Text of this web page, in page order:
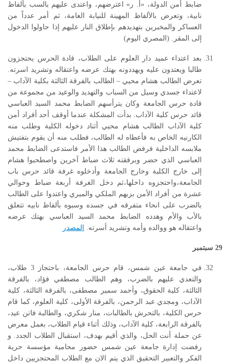
ضابط أمن الدولة، «أ. ر» اعترضهم، واعتدى عليهم بالسب بألفاظ
نابية، وتعرض بالألفاظ المهينة للنيابة العامة، ثم أمر عدداً من
العساكر والمخبرين بتهديدهم بإطلاق النار عليهم إذا حاولوا الدخول
إلى المقر. (المصري اليوم)
بعد اعتداء عميد دار العلوم على الطلاب، قادة الحرس يحتجزون
طالبا ويعتدون عليه ويهددونه بهتك عرضه واعتقاله وتشريد اسرته.
تعرض الطالب هشام محيي – الطالب بالفرقة الثالثة بكلية الآداب –
لاعتداء جسدي وسيل من السباب والتهديد والوعيد من مجموعة من
قادة حرس الجامعة وكان يترأسهم الضابط محمد السيد العباسي
قائد حرس كلية الآداب. بدأت المشكلة عندما أوقف أحد أفراد أمن
كلية الآداب الطالب هشام محيي أثناد دخوله الكلية وطلب منه
الكارنيه الخاص به فأعطاه له الطالب، فطلب منه أن يقوم بتفتيش
ملابسه الداخلية فرفض الطالب هذا الأمر فاستدعى الضابط محمد
العباسي الذي حضر وبرفقته ثلاث ضباط آخرين واصطحبوا هشام
إلى خارج الكلية وخارج الجامعة وأدخلوه غرفة قائد حرس باب
الجامعة،واحتجزوه داخلها،ثم دخل الغرفة أربعة ضباط وحوالي
عشرة من أفراد الأمن بزيهم الملكي والميري واعتدوا على الطالب
بالضرب على انحاء متفرقه في جسده وسبوه بألفاظ نابيه تتعلق
بالأب والأم وهدده الضابط محمد السيد العباسي بهتك عرضه
واعتقاله هو ووالده وأمه وتشريد أسرته.
المصدر
29 سبتمبر
في جامعة عين شمس، قام حرس الجامعة، باحتجاز 3 طلاب،
والتعدي عليهم بالضرب، وهم الطالب مصطفي فؤاد، بالفرقة
الثالثة، كلية الحقوق، وأحمد سمير مصطفى، بالفرقة الثالثة، كلية
الآداب، ومجدي عبد الرحمن، بالفرقة الأولى، كلية العلوم، كما قام
حرس الكلية، بالتحرش بالطالبات، منار شكري، والطالبة فاتن عيد،
بالفرقة الرابعة، كلية الآداب، وذلك أثناء قيام الطلاب، بعمل معرض
عن حملة أنت الحل، والذي أقيم بهدف، استقبال الطلاب الجدد. و
رفضت إدارة جامعة عين شمس حضور محامية مؤسسة حرية
الفكر والتعبير التحقيق الذي يتم الان مع الطلاب المحتجزيين داخل